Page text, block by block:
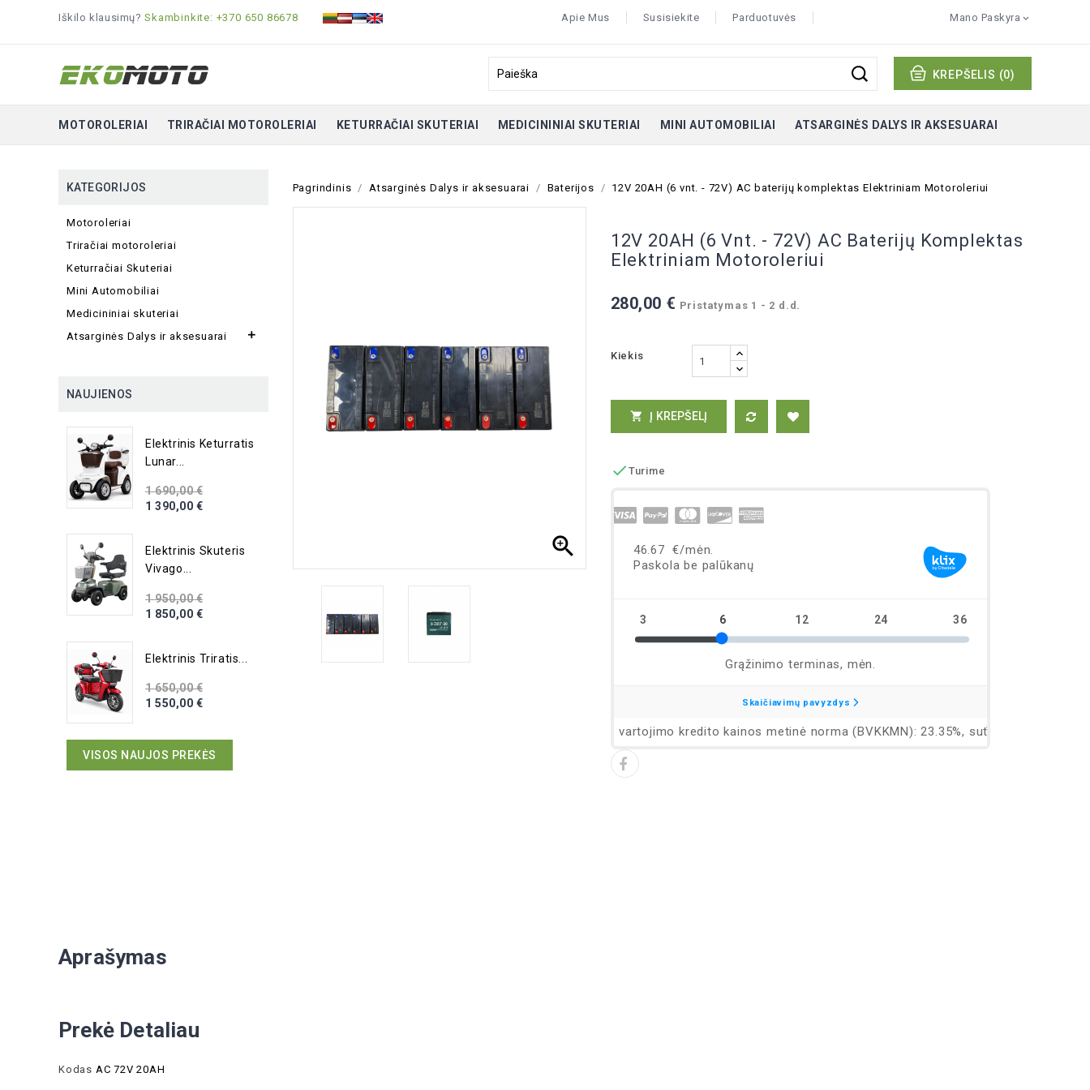
Iškilo klausimų?Skambinkite: +370 650 86678 Mano Paskyra 
Apie Mus Susisiekite Parduotuvės
KREPŠELIS (0)
MOTOROLERIAI TRIRAČIAI MOTOROLERIAI KETURRAČIAI SKUTERIAI MEDICININIAI SKUTERIAI MINI AUTOMOBILIAI ATSARGINĖS DALYS IR AKSESUARAI
KATEGORIJOS
Motoroleriai
Triračiai motoroleriai
Keturračiai Skuteriai
Mini Automobiliai
Medicininiai skuteriai
Atsarginės Dalys ir aksesuarai

NAUJIENOS
Elektrinis Keturratis
Lunar...
1 690,00 €
1 390,00 €
Elektrinis Skuteris
Vivago...
1 950,00 €
1 850,00 €
Elektrinis Triratis...
1 650,00 €
1 550,00 €
VISOS NAUJOS PREKĖS
Pagrindinis Atsarginės Dalys ir aksesuarai Baterijos 12V 20AH (6 vnt. - 72V) AC baterijų komplektas Elektriniam Motoroleriui

12V 20AH (6 Vnt. - 72V) AC Baterijų Komplektas
Elektriniam Motoroleriui
280,00 € Pristatymas 1 - 2 d.d.
Kiekis
 Į KREPŠELĮ
 Turime
Aprašymas
Prekė Detaliau
Kodas AC 72V 20AH